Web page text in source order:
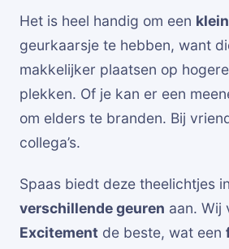
Het is heel handig om een
geurkaarsje te hebben, want
makkelijker plaatsen op
plekken. Of je kan er een
om elders te branden. Bij
collega’s.
Spaas biedt deze theelichtjes in
verschillende geuren aan. Wij
Excitement de beste, wat een